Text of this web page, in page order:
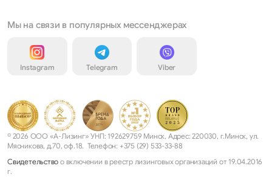
Мы на связи в популярных мессенджерах
Instagram Telegram Viber
© 2026 ООО «А-Лизинг» УНП: 192629759 Минск, Адрес: 220030, г.Минск, ул.
Мясникова, д.70, оф.18. Телефон: +375 (29) 533-33-88
Свидетельство о включении в реестр лизинговых организаций от 19.04.2016
г.